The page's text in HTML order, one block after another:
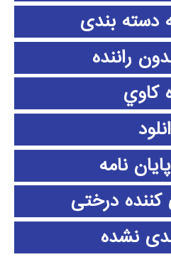
دسته بندی
راننده
كاوي
نامه
درختی
نشده